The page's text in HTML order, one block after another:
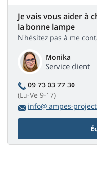
Je vais vous aider à
la bonne lampe
N'hésitez pas à me
Monika
Service client
09 73 03 77 30
(Lu-Ve 9-17)
info@lampes-